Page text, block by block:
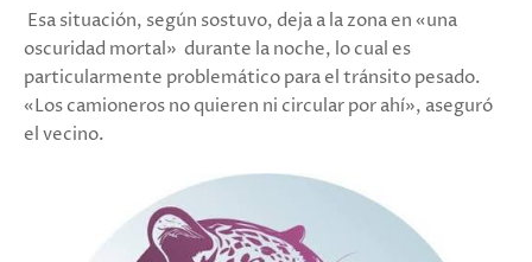
Esa situación, según sostuvo, deja a la zona en «una
oscuridad mortal» durante la noche, lo cual es
particularmente problemático para el tránsito pesado.
«Los camioneros no quieren ni circular por ahí», aseguró
el vecino.